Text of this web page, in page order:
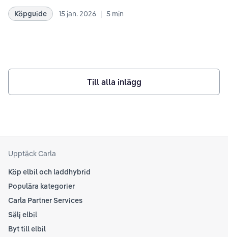
de senaste åren har utvecklingen gått snabbt, och 2026
Köpguide 15 jan. 2026 | 5 min
Till alla inlägg
Upptäck Carla
Köp elbil och laddhybrid
Populära kategorier
Carla Partner Services
Sälj elbil
Byt till elbil